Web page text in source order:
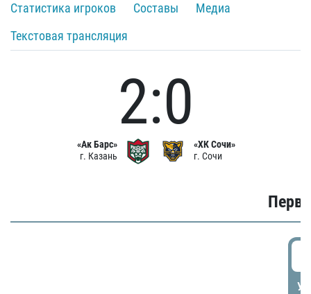
Статистика игроков
Составы
Медиа
Текстовая трансляция
«Ак Барс»
г. Казань
2:0
«ХК Сочи»
г. Сочи